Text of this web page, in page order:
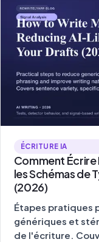
ÉCRITURE IA
Comment Écrire
les Schémas de
(2026)
Étapes pratiques
génériques et
de l'écriture.